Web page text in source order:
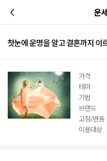
운
첫눈에 운명을 알고 결혼까지 이
가격
테마
기법
브랜드
고정/변동
이용대상